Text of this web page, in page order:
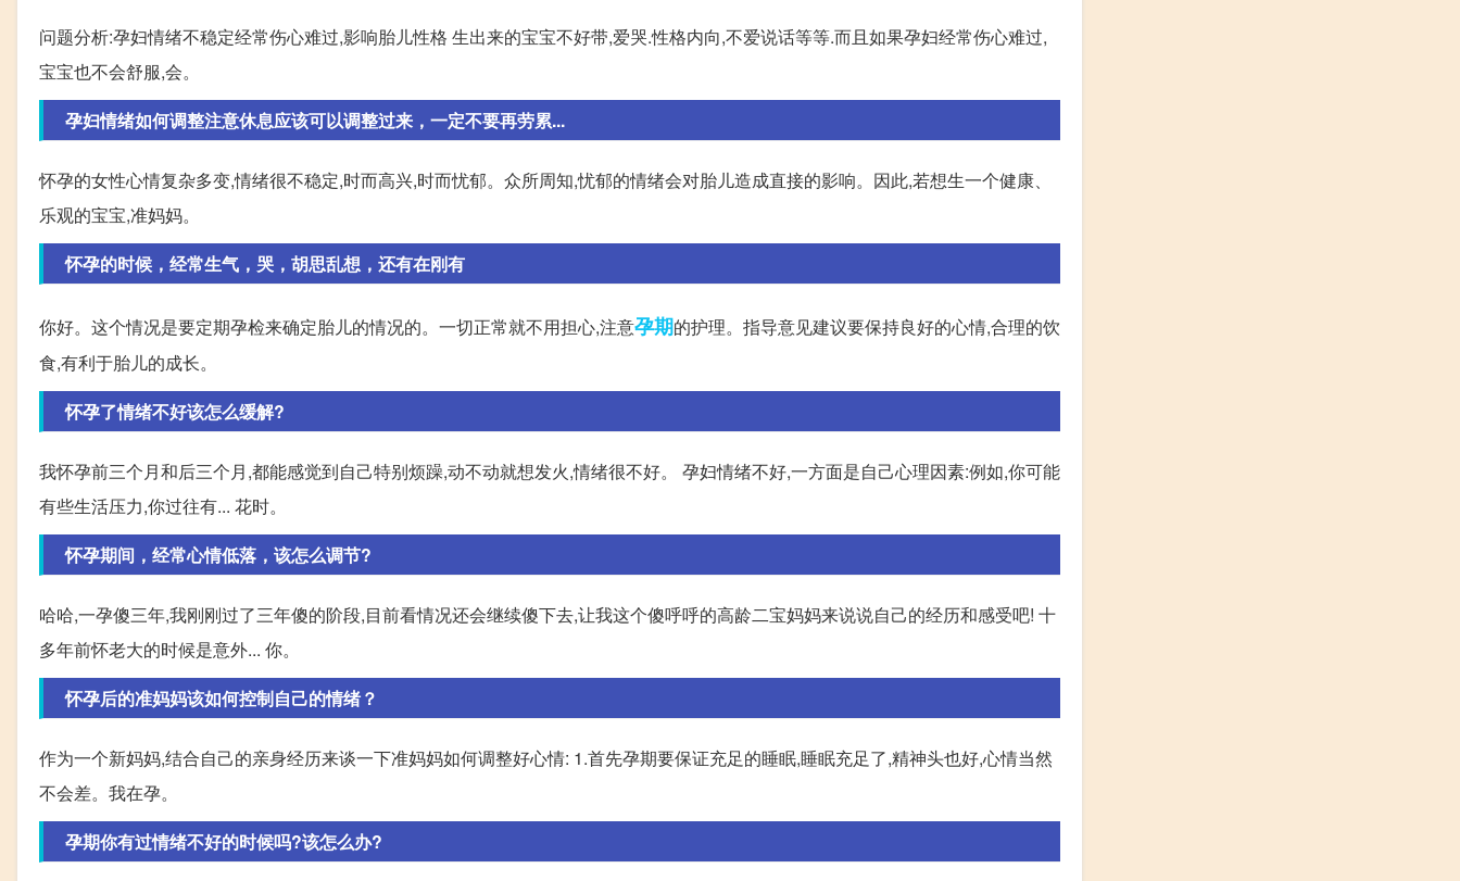
问题分析:孕妇情绪不稳定经常伤心难过,影响胎儿性格 生出来的宝宝不好带,爱哭.性格内向,不爱说话等等.而且如果孕妇经常伤心难过,
宝宝也不会舒服,会。
孕妇情绪如何调整注意休息应该可以调整过来，一定不要再劳累...
怀孕的女性心情复杂多变,情绪很不稳定,时而高兴,时而忧郁。众所周知,忧郁的情绪会对胎儿造成直接的影响。因此,若想生一个健康、
乐观的宝宝,准妈妈。
怀孕的时候，经常生气，哭，胡思乱想，还有在刚有
你好。这个情况是要定期孕检来确定胎儿的情况的。一切正常就不用担心,注意孕期的护理。指导意见建议要保持良好的心情,合理的饮
食,有利于胎儿的成长。
怀孕了情绪不好该怎么缓解?
我怀孕前三个月和后三个月,都能感觉到自己特别烦躁,动不动就想发火,情绪很不好。 孕妇情绪不好,一方面是自己心理因素:例如,你可能
有些生活压力,你过往有... 花时。
怀孕期间，经常心情低落，该怎么调节?
哈哈,一孕傻三年,我刚刚过了三年傻的阶段,目前看情况还会继续傻下去,让我这个傻呼呼的高龄二宝妈妈来说说自己的经历和感受吧! 十
多年前怀老大的时候是意外... 你。
怀孕后的准妈妈该如何控制自己的情绪？
作为一个新妈妈,结合自己的亲身经历来谈一下准妈妈如何调整好心情: 1.首先孕期要保证充足的睡眠,睡眠充足了,精神头也好,心情当然
不会差。我在孕。
孕期你有过情绪不好的时候吗?该怎么办?